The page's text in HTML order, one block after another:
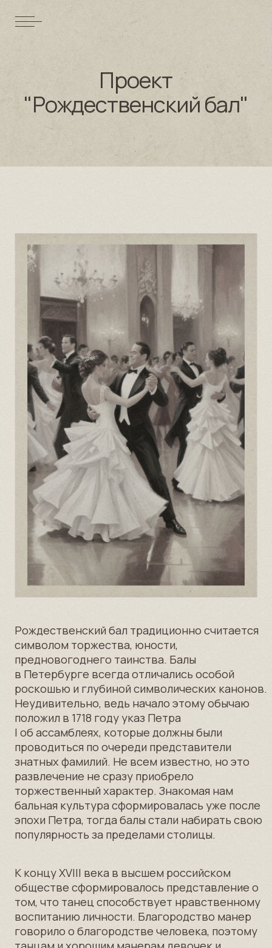
"Рождественский бал"
Рождественский бал традиционно считается
символом торжества, юности,
предновогоднего таинства. Балы
в Петербурге всегда отличались особой
роскошью и глубиной символических канонов.
Неудивительно, ведь начало этому обычаю
положил в 1718 году указ Петра
I об ассамблеях, которые должны были
проводиться по очереди представители
знатных фамилий. Не всем известно, но это
развлечение не сразу приобрело
торжественный характер. Знакомая нам
бальная культура сформировалась уже после
эпохи Петра, тогда балы стали набирать свою
популярность за пределами столицы.
обществе сформировалось представление о
том, что танец способствует нравственному
воспитанию личности. Благородство манер
говорило о благородстве человека, поэтому
танцам и хорошим манерам девочек и
мальчиков учили с самых ранних лет. Сменяя
друг друга, балы в Петербурге проходили в
течение всей зимы. В то время балы считались
высшей формой общения, правилом хорошего
тона. Неудивительно, что светские балы в то
время играли судьбоносную роль для
участников, принося успехи в карьере,
выгодную помолвку, а порой дуэль или ссылку.
Фонд им. А. С. Грибоедова призван возродить
добрую традицию светских торжественных
приемов в стенах исторических зданий, где
некогда проходили подобные мероприятия.
Участники и члены фонда соберутся вместе
в канун рождества, чтобы поучаствовать
кадриль, полонез, падеграс. Для гостей будет
звучать живая музыка в исполнении
классического оркестра, а также пройдут
выступления творческих коллективов.
В кулуарах гости смогут разыграть партию
в вист или преферанс и узнать
от организаторов историю этой прекрасной
традиции.